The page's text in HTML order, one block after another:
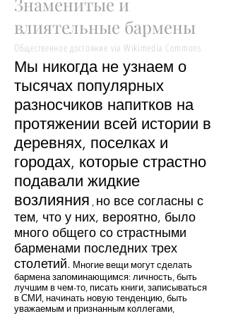
влиятельные бармены
Общественное достояние via Wikimedia Commons
Мы никогда не узнаем о
тысячах популярных
разносчиков напитков на
протяжении всей истории в
деревнях, поселках и
городах, которые страстно
подавали жидкие
возлияния , но все согласны с
тем, что у них, вероятно, было
много общего со страстными
барменами последних трех
столетий. Многие вещи могут сделать
бармена запоминающимся: личность, быть
лучшим в чем-то, писать книги, записываться
в СМИ, начинать новую тенденцию, быть
уважаемым и признанным коллегами,